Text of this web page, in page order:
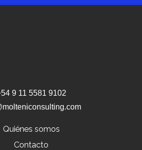
9 11 5581 9102
Quiénes somos
Contacto